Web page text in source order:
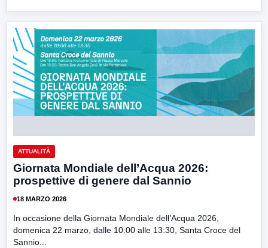
ATTUALITÀ
Giornata Mondiale dell’Acqua 2026:
prospettive di genere dal Sannio
18 MARZO 2026
In occasione della Giornata Mondiale dell’Acqua 2026,
domenica 22 marzo, dalle 10:00 alle 13:30, Santa Croce del
Sannio...